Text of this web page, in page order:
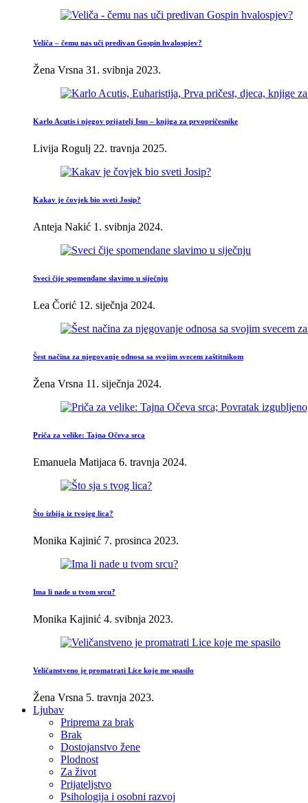
Veliča – čemu nas uči predivan Gospin hvalospjev?
Žena Vrsna 31. svibnja 2023.
Karlo Acutis i njegov prijatelj Isus – knjiga za prvopričesnike
Livija Rogulj 22. travnja 2025.
Kakav je čovjek bio sveti Josip?
Anteja Nakić 1. svibnja 2024.
Sveci čije spomendane slavimo u siječnju
Lea Čorić 12. siječnja 2024.
Šest načina za njegovanje odnosa sa svojim svecem zaštitnikom
Žena Vrsna 11. siječnja 2024.
Priča za velike: Tajna Očeva srca
Emanuela Matijaca 6. travnja 2024.
Što izbija iz tvojeg lica?
Monika Kajinić 7. prosinca 2023.
Ima li nade u tvom srcu?
Monika Kajinić 4. svibnja 2023.
Veličanstveno je promatrati Lice koje me spasilo
Žena Vrsna 5. travnja 2023.
Ljubav
Priprema za brak
Brak
Dostojanstvo žene
Plodnost
Za život
Prijateljstvo
Psihologija i osobni razvoj